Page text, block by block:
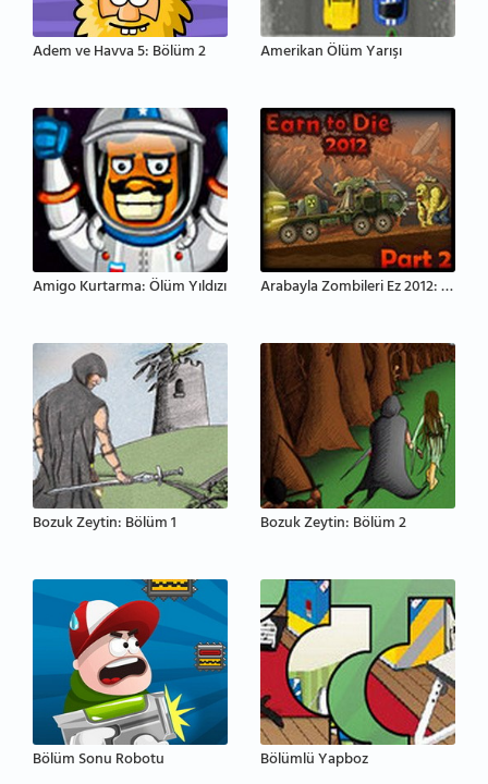
Adem ve Havva 5: Bölüm 2 Amerikan Ölüm Yarışı
Amigo Kurtarma: Ölüm Yıldızı Arabayla Zombileri Ez 2012: Bölüm 2
Bozuk Zeytin: Bölüm 1 Bozuk Zeytin: Bölüm 2
Bölüm Sonu Robotu Bölümlü Yapboz